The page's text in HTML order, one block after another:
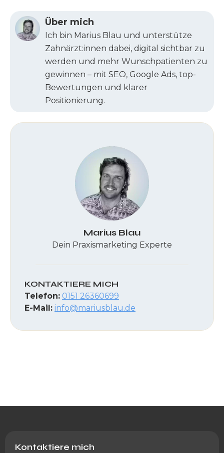
Über mich
Ich bin Marius Blau und unterstütze
Zahnärzt:innen dabei, digital sichtbar zu
werden und mehr Wunschpatienten zu
gewinnen – mit SEO, Google Ads, top-
Bewertungen und klarer
Positionierung.
Marius Blau
Dein Praxismarketing Experte
KONTAKTIERE MICH
Telefon: 0151 26360699
E-Mail: info@mariusblau.de
Kontaktiere mich